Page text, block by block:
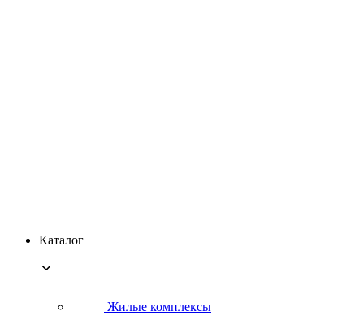
Каталог
Жилые комплексы